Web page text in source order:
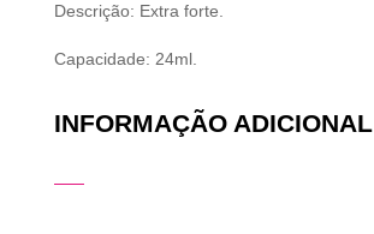
Descrição: Extra forte.
Capacidade: 24ml.
INFORMAÇÃO ADICIONAL